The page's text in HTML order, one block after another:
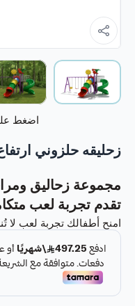
اضغط
زحليقه حلزوني ارتفاع
مجموعة زحاليق
تقدم تجربة لعب
امنح أطفالك تجربة لعب لا
متكاملة صغيرة الحجم
التي تم تصميمها خصيصاً
تجمع هذه المجموعة
بين الزحاليق المتنوعة